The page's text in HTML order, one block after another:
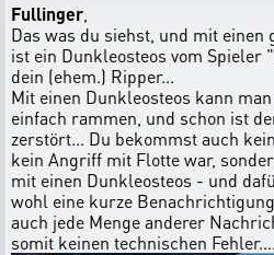
Fullinger
Das was du siehst, und mit einen
ist ein Dunkleosteos vom Spieler
dein (ehem.) Ripper...
Mit einen Dunkleosteos kann
einfach rammen, und schon ist
zerstört... Du bekommst auch
kein Angriff mit Flotte war,
mit einen Dunkleosteos - und
wohl eine kurze
auch jede Menge anderer
somit keinen technischen Fehler....